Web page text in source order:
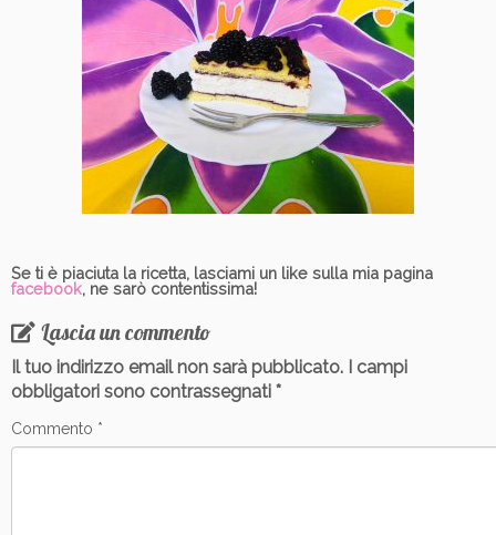
Se ti è piaciuta la ricetta, lasciami un like sulla mia pagina
facebook, ne sarò contentissima!
Lascia un commento
Il tuo indirizzo email non sarà pubblicato. I campi
obbligatori sono contrassegnati *
Commento *